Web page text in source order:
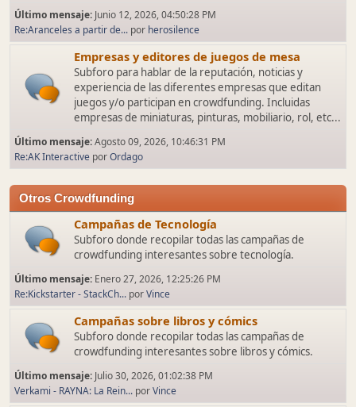
Último mensaje: Junio 12, 2026, 04:50:28 PM
Re:Aranceles a partir de... por herosilence
Empresas y editores de juegos de mesa
Subforo para hablar de la reputación, noticias y
experiencia de las diferentes empresas que editan
juegos y/o participan en crowdfunding. Incluidas
empresas de miniaturas, pinturas, mobiliario, rol, etc...
Último mensaje:Agosto 09, 2026, 10:46:31 PM
Re:AK Interactive porOrdago
Otros Crowdfunding
Campañas de Tecnología
Subforo donde recopilar todas las campañas de
crowdfunding interesantes sobre tecnología.
Último mensaje: Enero 27, 2026, 12:25:26 PM
Re:Kickstarter - StackCh... porVince
Campañas sobre libros y cómics
Subforo donde recopilar todas las campañas de
crowdfunding interesantes sobre libros y cómics.
Último mensaje: Julio 30, 2026, 01:02:38 PM
Verkami - RAYNA: La Rein... porVince